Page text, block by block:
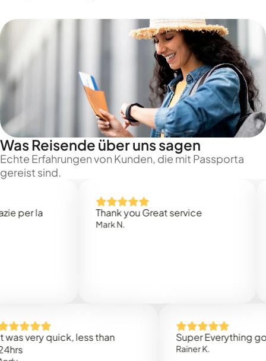
Was Reisende über uns sagen
Echte Erfahrungen von Kunden, die mit Passporta
gereist sind.
la Thank you Great service
Mark N.
quick, less than Super Everything good
Rainer K.